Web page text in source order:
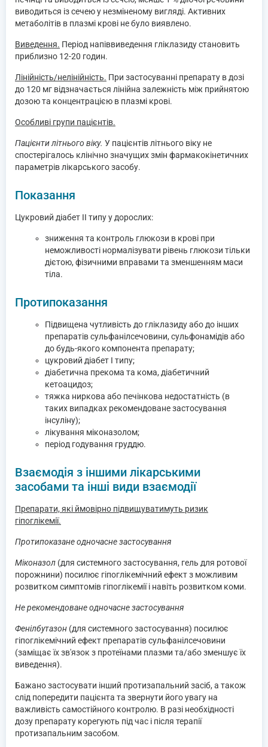
виводиться із сечею у незміненому вигляді. Активних
метаболітів в плазмі крові не було виявлено.
Виведення. Період напіввиведення гліклазиду становить
приблизно 12-20 годин.
Лінійність/нелінійність. При застосуванні препарату в дозі
до 120 мг відзначається лінійна залежність між прийнятою
дозою та концентрацією в плазмі крові.
Особливі групи пацієнтів.
Пацієнти літнього віку. У пацієнтів літнього віку не
спостерігалось клінічно значущих змін фармакокінетичних
параметрів лікарського засобу.
Показання
Цукровий діабет ІІ типу у дорослих:
зниження та контроль глюкози в крові при
неможливості нормалізувати рівень глюкози тільки
дієтою, фізичними вправами та зменшенням маси
тіла.
Протипоказання
Підвищена чутливість до гліклазиду або до інших
препаратів сульфанілсечовини, сульфонамідів або
до будь-якого компонента препарату;
цукровий діабет І типу;
діабетична прекома та кома, діабетичний
кетоацидоз;
тяжка ниркова або печінкова недостатність (в
таких випадках рекомендоване застосування
інсуліну);
лікування міконазолом;
період годування груддю.
Взаємодія з іншими лікарськими
засобами та інші види взаємодії
Препарати, які ймовірно підвищуватимуть ризик
гіпоглікемії.
Протипоказане одночасне застосування
Міконазол (для системного застосування, гель для ротової
порожнини) посилює гіпоглікемічний ефект з можливим
розвитком симптомів гіпоглікемії і навіть розвитком коми.
Не рекомендоване одночасне застосування
Фенілбутазон (для системного застосування) посилює
гіпоглікемічний ефект препаратів сульфанілсечовини
(заміщає їх зв'язок з протеїнами плазми та/або зменшує їх
виведення).
Бажано застосувати інший протизапальний засіб, а також
слід попередити пацієнта та звернути його увагу на
важливість самостійного контролю. В разі необхідності
дозу препарату корегують під час і після терапії
протизапальним засобом.